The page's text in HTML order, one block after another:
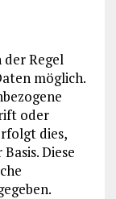
Regel
möglich.
oder
dies,
Diese